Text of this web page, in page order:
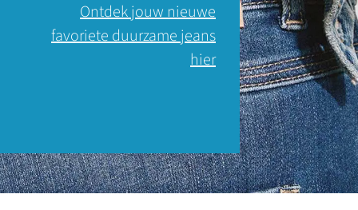
Ontdek jouw nieuwe
favoriete duurzame jeans
hier